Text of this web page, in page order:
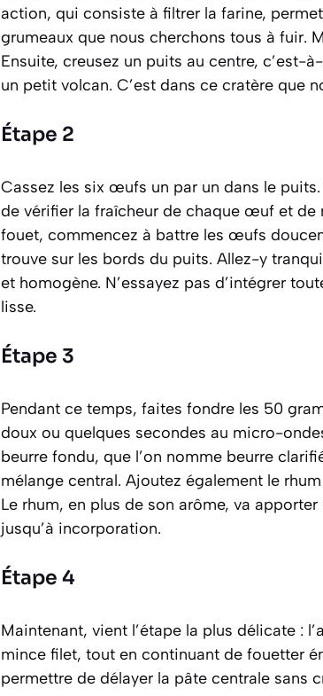
action, qui consiste à filtrer la farine,
grumeaux que nous cherchons tous à fuir.
Ensuite, creusez un puits au centre, c’est-
un petit volcan. C’est dans ce cratère que
Étape 2
Cassez les six œufs un par un dans le
de vérifier la fraîcheur de chaque œuf et de
fouet, commencez à battre les œufs
trouve sur les bords du puits. Allez-y
et homogène. N’essayez pas d’intégrer
lisse.
Étape 3
Pendant ce temps, faites fondre les 50
doux ou quelques secondes au micro-
beurre fondu, que l’on nomme beurre
mélange central. Ajoutez également le
Le rhum, en plus de son arôme, va
jusqu’à incorporation.
Étape 4
Maintenant, vient l’étape la plus délicate :
mince filet, tout en continuant de fouetter
permettre de délayer la pâte centrale sans